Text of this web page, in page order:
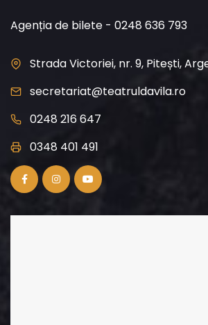
Agenția de bilete - 0248 636 793
Strada Victoriei, nr. 9, Pitești,
secretariat@teatruldavila.ro
0248 216 647
0348 401 491